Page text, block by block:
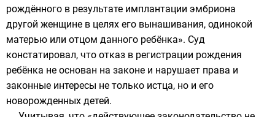
рождённого в результате имплантации эмбриона
другой женщине в целях его вынашивания, одинокой
матерью или отцом данного ребёнка». Суд
констатировал, что отказ в регистрации рождения
ребёнка не основан на законе и нарушает права и
законные интересы не только истца, но и его
новорожденных детей.